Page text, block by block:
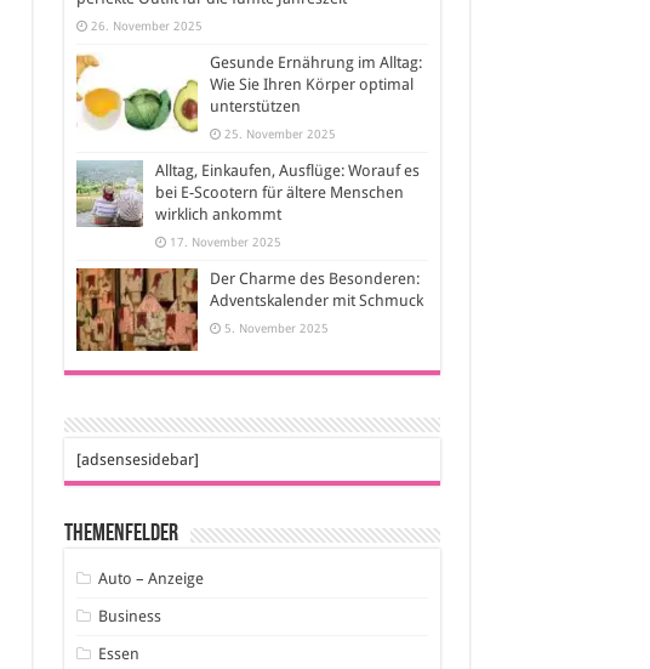
26. November 2025
Gesunde Ernährung im Alltag:
Wie Sie Ihren Körper optimal
unterstützen
25. November 2025
Alltag, Einkaufen, Ausflüge: Worauf es
bei E-Scootern für ältere Menschen
wirklich ankommt
17. November 2025
Der Charme des Besonderen:
Adventskalender mit Schmuck
5. November 2025
[adsensesidebar]
Themenfelder
Auto – Anzeige
Business
Essen